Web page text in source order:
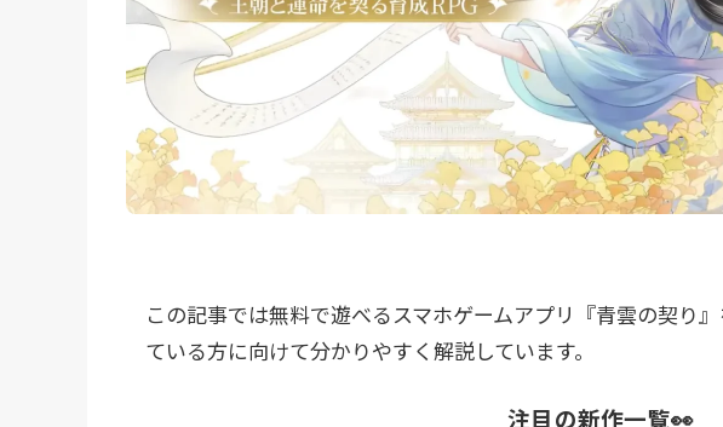
この記事では無料で遊べるスマホゲームアプリ『青雲の契り
ている方に向けて分かりやすく解説しています。
注目の新作一覧👀